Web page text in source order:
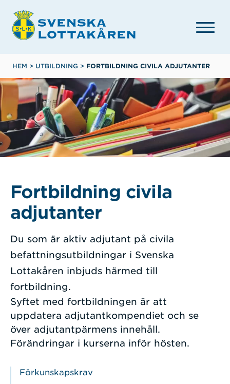
huvudinnehåll
Länkstig
HEM > UTBILDNING > FORTBILDNING CIVILA ADJUTANTER
Fortbildning civila
adjutanter
Du som är aktiv adjutant på civila
befattningsutbildningar i Svenska
Lottakåren inbjuds härmed till
fortbildning.
Syftet med fortbildningen är att
uppdatera adjutantkompendiet och se
över adjutantpärmens innehåll.
Förändringar i kurserna inför hösten.
Förkunskapskrav